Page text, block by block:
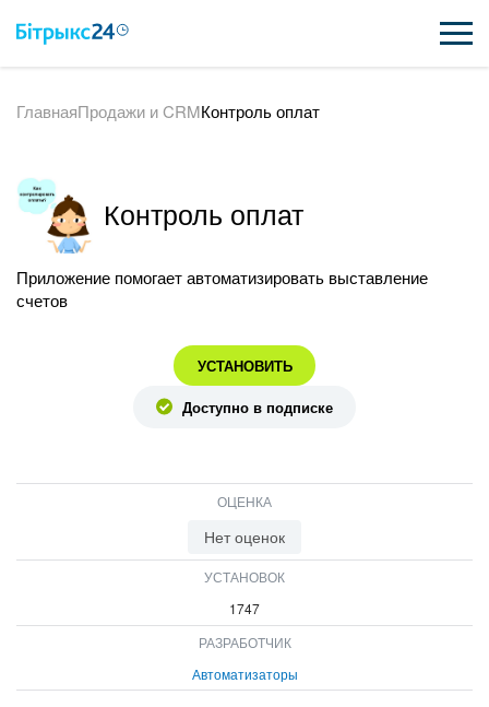
ВОЗМОЖНОСТИ
ИНТЕГРАЦИИ
ВХОД
ГлавнаяПродажи и CRMКонтроль оплат
Контроль оплат
Приложение помогает автоматизировать выставление
счетов
УСТАНОВИТЬ
Доступно в подписке
ОЦЕНКА
Нет оценок
УСТАНОВОК
1747
РАЗРАБОТЧИК
Автоматизаторы